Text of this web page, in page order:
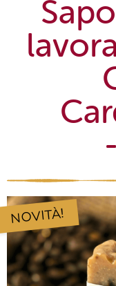
NOVITÀ!